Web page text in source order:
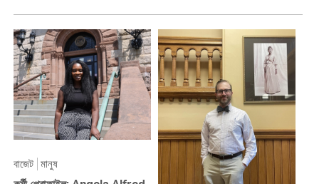
বাজেট মানুষ